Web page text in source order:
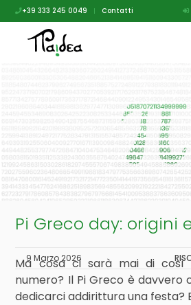
+39 333 245 0049 | Contatti
Pi Greco day: origini
9 Marzo 2026
Ma cosa ci sarà mai di così
numero? Il Pi Greco è
dedicarci addirittura una festa?